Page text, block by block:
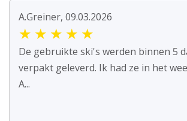
A.Greiner, 09.03.2026
★ ★ ★ ★ ★
De gebruikte ski's werden binnen 5
verpakt geleverd. Ik had ze in het
A...